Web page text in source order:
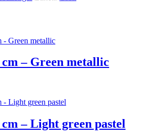
– Green metallic
– Light green pastel